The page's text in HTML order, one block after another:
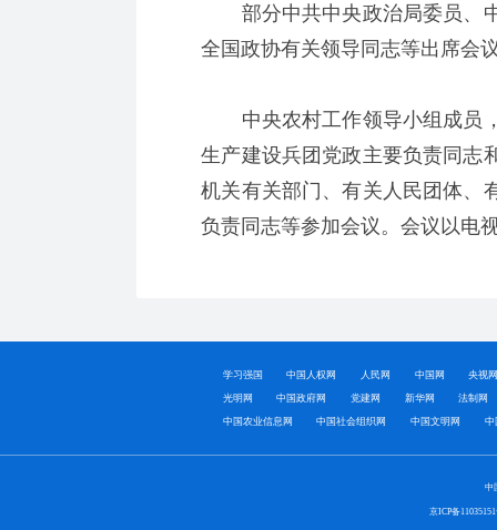
部分中共中央政治局委员、中
全国政协有关领导同志等出席会
中央农村工作领导小组成员，
生产建设兵团党政主要负责同志
机关有关部门、有关人民团体、
负责同志等参加会议。会议以电
学习强国 中国人权网 人民网 中国网 央视
光明网 中国政府网 党建网 新华网 法制网
中国农业信息网 中国社会组织网 中国文明网 中
中
京ICP备